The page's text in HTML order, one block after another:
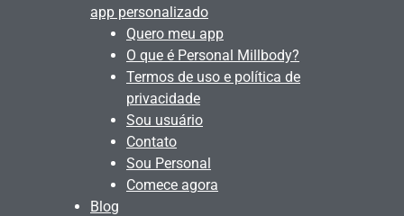
app personalizado
Quero meu app
O que é Personal Millbody?
Termos de uso e política de
privacidade
Sou usuário
Contato
Sou Personal
Comece agora
Blog